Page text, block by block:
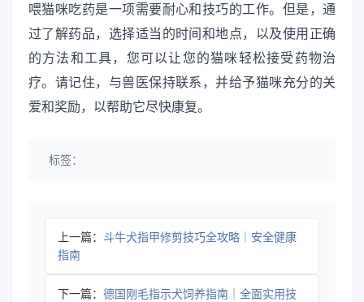
喂猫咪吃药是一项需要耐心和技巧的工作。但是，通
过了解药品，选择适当的时间和地点，以及使用正确
的方法和工具，您可以让您的猫咪轻松接受药物治
疗。请记住，与兽医保持联系，并给予猫咪充分的关
爱和奖励，以帮助它尽快康复。
标签：
上一篇： 斗牛犬指甲修剪技巧全攻略｜安全健康
指南
下一篇： 德国刚毛指示犬饲养指南｜全面实用技